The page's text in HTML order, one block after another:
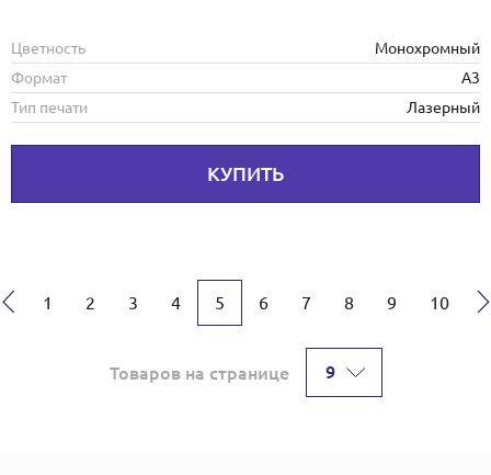
Цветность
Монохромный
Формат
А3
Тип печати
Лазерный
КУПИТЬ
1 2 3 4 5 6 7 8 9 10
Товаров на странице 9